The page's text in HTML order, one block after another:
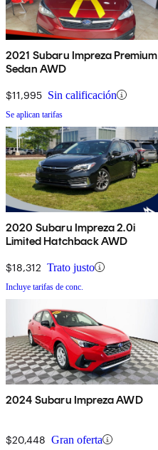
2021 Subaru Impreza Premium
Sedan AWD
$11,995 Sin calificación
Se aplican tarifas
2020 Subaru Impreza 2.0i
Limited Hatchback AWD
$18,312 Trato justo
Incluye tarifas de conc.
2024 Subaru Impreza AWD
$20,448 Gran oferta